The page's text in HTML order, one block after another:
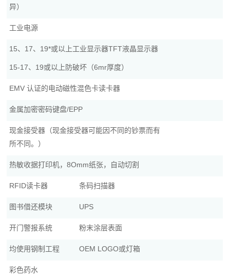
异）
工业电源
15、17、19*或以上工业显示器TFT液晶显示器
15-17、19或以上防破坏（6mr厚度）
EMV 认证的电动磁性混色卡读卡器
金属加密密码键盘/EPP
现金接受器（现金接受器可能因不同的钞票而有
所不同。）
热敏收据打印机，8Omm纸张，自动切割
RFID读卡器 条码扫描器
图书借还模块 UPS
开门警报系统 粉末涂层表面
均使用钢制工程 OEM LOGO或灯箱
彩色药水